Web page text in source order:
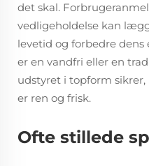
det skal.
vedligeholdelse kan
levetid og forbedre
er en vandfri eller en
udstyret i topform
er ren og frisk.
Ofte stillede